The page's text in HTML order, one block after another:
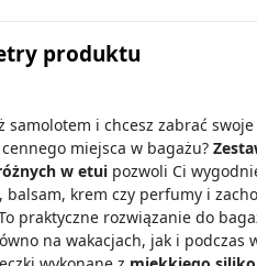
produktu
samolotem i chcesz zabrać
miejsca w bagażu?
w etui pozwoli Ci
balsam, krem czy perfumy i
praktyczne rozwiązanie do
na wakacjach, jak i podczas